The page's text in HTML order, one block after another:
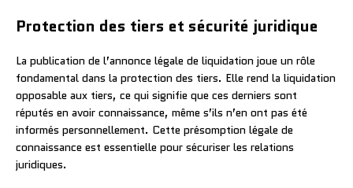
Protection des tiers et sécurité juridique
La publication de l’annonce légale de liquidation joue un rôle
fondamental dans la protection des tiers. Elle rend la liquidation
opposable aux tiers, ce qui signifie que ces derniers sont
réputés en avoir connaissance, même s’ils n’en ont pas été
informés personnellement. Cette présomption légale de
connaissance est essentielle pour sécuriser les relations
juridiques.